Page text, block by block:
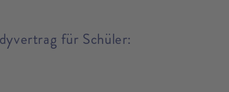
für Schüler: